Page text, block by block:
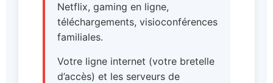
Netflix, gaming en ligne,
téléchargements, visioconférences
familiales.
Votre ligne internet (votre bretelle
d’accès) et les serveurs de